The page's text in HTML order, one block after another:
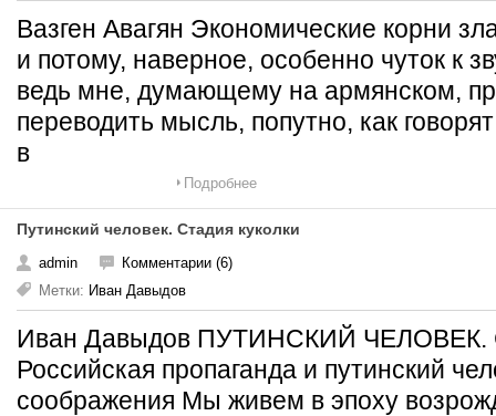
Вазген Авагян Экономические корни
и потому, наверное, особенно чуток к
ведь мне, думающему на армянском,
переводить мысль, попутно, как
в
Подробнее
Путинский человек. Стадия куколки
admin
Комментарии (6)
Метки: Иван Давыдов
Иван Давыдов ПУТИНСКИЙ
Российская пропаганда и путинский
соображения Мы живем в эпоху